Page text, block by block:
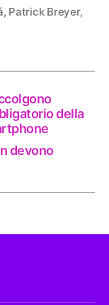
, Patrick Breyer,
della
devono